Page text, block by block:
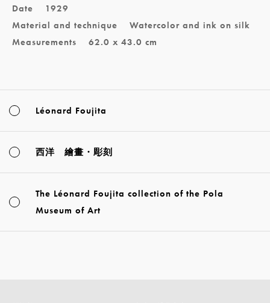
Date
1929
Material and technique
Watercolor and ink on silk
Measurements
62.0 x 43.0 cm
Léonard Foujita
西洋 繪畫・彫刻
The Léonard Foujita collection of the Pola
Museum of Art